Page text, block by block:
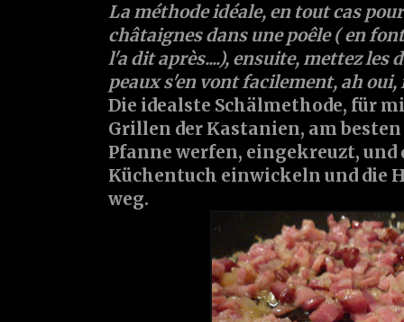
La méthode idéale, en tout cas
châtaignes dans une poêle ( en
l'a dit après....), ensuite, mettez les
peaux s'en vont facilement, ah
Die idealste Schälmethode, für
Grillen der Kastanien, am
Pfanne werfen, eingekreuzt, und
Küchentuch einwickeln und die
weg.